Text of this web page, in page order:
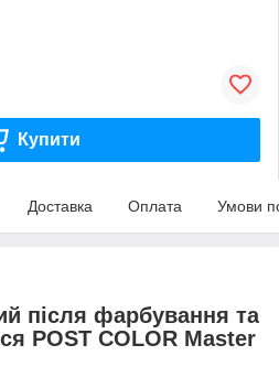
Купити
Доставка Оплата Умови
після фарбування та
POST COLOR Master